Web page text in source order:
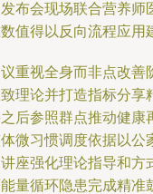
布会现场联合营养师
值得以反向流程应
重视全身而非点改善
理论并打造指标分享
后参照群点推动健康
微习惯调度依据以
座强化理论指导和方
量循环隐患完成精准